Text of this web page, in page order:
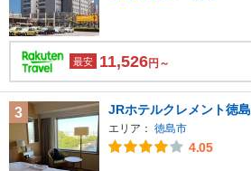
最安 11,526円～
3 JRホテルクレメント徳島
エリア： 徳島市
4.05